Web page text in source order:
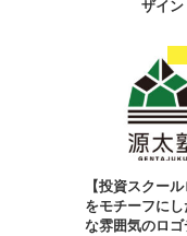
ザイン
【投資スクー
をモチーフに
な雰囲気のロ